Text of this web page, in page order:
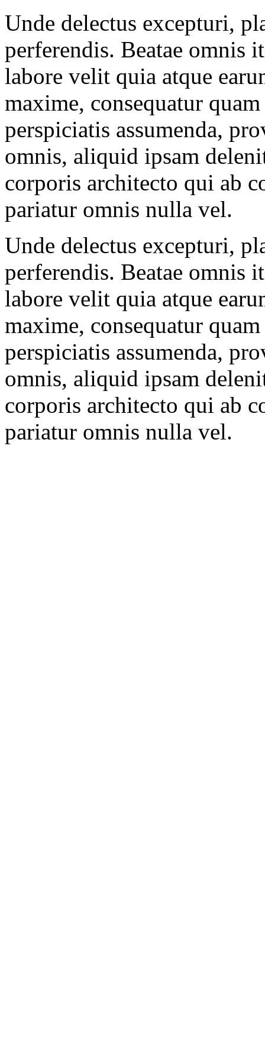
Unde delectus excepturi,
perferendis. Beatae omnis
labore velit quia atque
maxime, consequatur
perspiciatis assumenda,
omnis, aliquid ipsam
corporis architecto qui ab
pariatur omnis nulla vel.
Unde delectus excepturi,
perferendis. Beatae omnis
labore velit quia atque
maxime, consequatur
perspiciatis assumenda,
omnis, aliquid ipsam
corporis architecto qui ab
pariatur omnis nulla vel.